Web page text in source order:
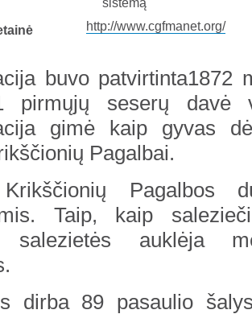
sistemą
http://www.cgfmanet.org/
buvo patvirtinta1872
pirmųjų seserų davė
gimė kaip gyvas
Pagalbai.
Pagalbos
Taip, kaip
salezietės auklėja
dirba 89 pasaulio